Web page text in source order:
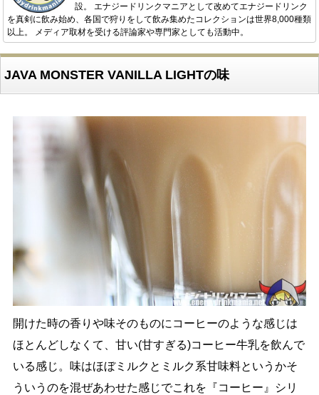
設。 エナジードリンクマニアとして改めてエナジードリンク
を真剣に飲み始め、各国で狩りをして飲み集めたコレクションは世界8,000種類
以上。 メディア取材を受ける評論家や専門家としても活動中。
JAVA MONSTER VANILLA LIGHTの味
開けた時の香りや味そのものにコーヒーのような感じは
ほとんどしなくて、甘い(甘すぎる)コーヒー牛乳を飲んで
いる感じ。味はほぼミルクとミルク系甘味料というかそ
ういうのを混ぜあわせた感じでこれを『コーヒー』シリ